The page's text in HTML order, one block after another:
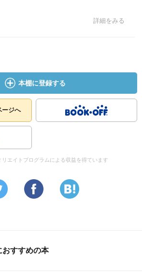
語の被りについてですが、調べるほど
にはわかりませんが、体感的に被って
です。しかし、意図的かどうかはわか
味だったり、違う使われ方や訳し方を
ので、全く問題なく、逆に被っている
英検 文で覚える単熟語 1級というもの
行く必要があったので最終的にはちょ
詳細をみる
本棚に登録する
ジへ
リエイトプログラムによる収益を得ています
おすすめの本